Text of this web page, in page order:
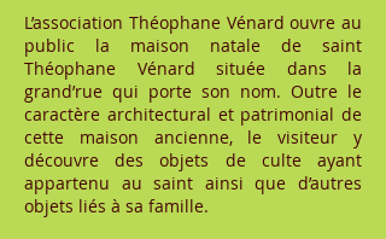
L’association Théophane Vénard ouvre au
public la maison natale de saint
Théophane Vénard située dans la
grand’rue qui porte son nom. Outre le
caractère architectural et patrimonial de
cette maison ancienne, le visiteur y
découvre des objets de culte ayant
appartenu au saint ainsi que d’autres
objets liés à sa famille.